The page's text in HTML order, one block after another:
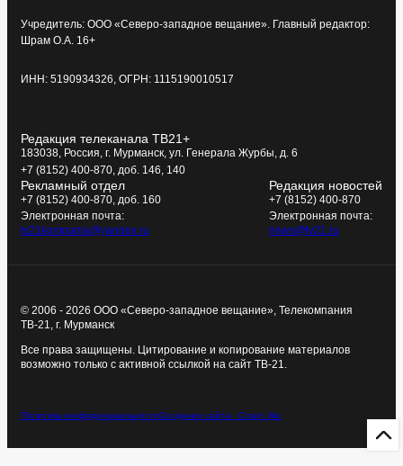
Учредитель: ООО «Северо-западное вещание». Главный редактор:
Шрам О.А. 16+
ИНН: 5190934326, ОГРН: 1115190010517
Редакция телеканала ТВ21+
183038, Россия, г. Мурманск, ул. Генерала Журбы, д. 6
+7 (8152) 400-870, доб. 146, 140
Рекламный отдел
+7 (8152) 400-870, доб. 160
Электронная почта:
tv21kompania@yandex.ru
Редакция новостей
+7 (8152) 400-870
Электронная почта:
news@tv21.ru
© 2006 - 2026 ООО «Северо-западное вещание», Телекомпания
ТВ-21, г. Мурманск
Все права защищены. Цитирование и копирование материалов
возможно только с активной ссылкой на сайт ТВ-21.
Политика конфиденциальностиСоздание сайта - Старт Икс